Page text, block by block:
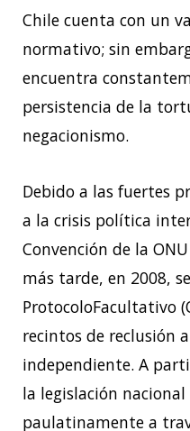
Chile cuenta con un
normativo; sin
encuentra
persistencia de la
negacionismo.
Debido a las fuertes
a la crisis política
Convención de la
más tarde, en 2008,
ProtocoloFacultativo
recintos de reclusión
independiente. A
la legislación
paulatinamente a